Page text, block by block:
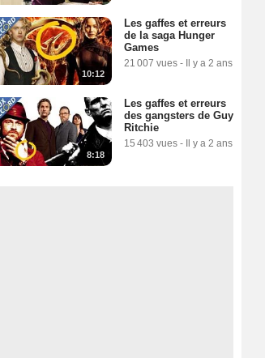
10:12
Les gaffes et erreurs
de la saga Hunger
Games
21 007 vues - Il y a 2 ans
8:18
Les gaffes et erreurs
des gangsters de Guy
Ritchie
15 403 vues - Il y a 2 ans